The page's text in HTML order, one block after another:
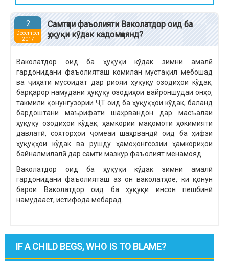
2
December
2017
Самтҳои фаъолияти Ваколатдор оид ба
ҳуқуқи кўдак кадомҳоянд?
Ваколатдор оид ба ҳуқуқи кўдак зимни амалӣ
гардонидани фаъолияташ комилан мустақил мебошад
ва ҷиҳати мусоидат дар риояи ҳуқуқу озодиҳои кўдак,
барқарор намудани ҳуқуқу озодиҳои вайроншудаи онҳо,
такмили қонунгузории ҶТ оид ба ҳуқуқҳои кўдак, баланд
бардоштани маърифати шаҳрвандон дар масъалаи
ҳуқуқу озодиҳои кўдак, ҳамкории мақомоти ҳокимияти
давлатӣ, сохторҳои ҷомеаи шаҳрвандӣ оид ба ҳифзи
ҳуқуқҳои кўдак ва рушду ҳамоҳонгсозии ҳамкориҳои
байналмилалӣ дар самти мазкур фаъолият менамояд.
Ваколатдор оид ба ҳуқуқи кўдак зимни амалӣ
гардонидани фаъолияташ аз он ваколатҳое, ки қонун
барои Ваколатдор оид ба ҳуқуқи инсон пешбинӣ
намудааст, истифода мебарад.
IF A CHILD BEGS, WHO IS TO BLAME?